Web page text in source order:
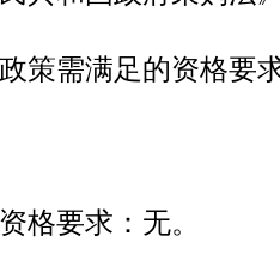
需满足的资格要
要求：无。